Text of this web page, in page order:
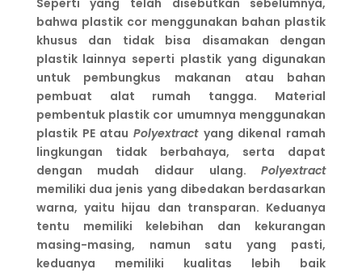
Seperti yang telah disebutkan sebelumnya,
bahwa plastik cor menggunakan bahan plastik
khusus dan tidak bisa disamakan dengan
plastik lainnya seperti plastik yang digunakan
untuk pembungkus makanan atau bahan
pembuat alat rumah tangga. Material
pembentuk plastik cor umumnya menggunakan
plastik PE atau Polyextract yang dikenal ramah
lingkungan tidak berbahaya, serta dapat
dengan mudah didaur ulang.Polyextract
memiliki dua jenis yang dibedakan berdasarkan
warna, yaitu hijau dan transparan. Keduanya
tentu memiliki kelebihan dan kekurangan
masing-masing, namun satu yang pasti,
keduanya memiliki kualitas lebih baik